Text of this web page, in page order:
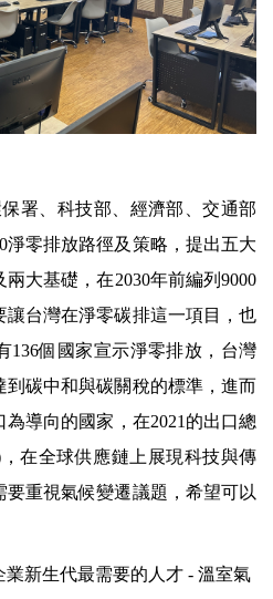
署、科技部、經濟部、交通部
淨零排放路徑及策略，提出五大
大基礎，在2030年前編列9000
台灣在淨零碳排這一項目，也
136個國家宣示淨零排放，台灣
碳中和與碳關稅的標準，進而
導向的國家，在2021的出口總
，在全球供應鏈上展現科技與傳
重視氣候變遷議題，希望可以
新生代最需要的人才 - 溫室氣